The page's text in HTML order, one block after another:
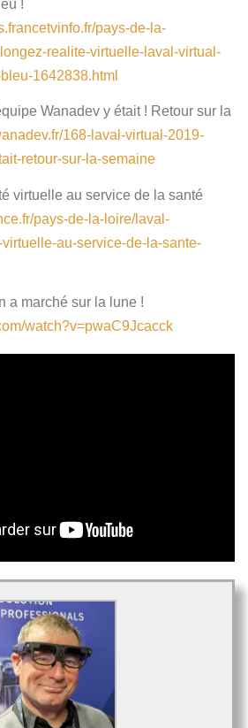
!
pays-de-la-
realite-virtuelle-laval-virtual-
1642838.html
Wanadev y était ! Retour sur la
168-laval-virtual-2019-
retour-sur-la-semaine
virtuelle au service de la santé
pays-de-la-loire/laval-
au-service-de-la-sante-
a marché sur la lune !
watch?v=pwaC9Jcacck